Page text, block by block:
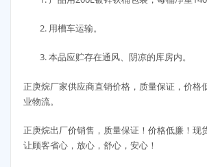
2. 用槽车运输。
3. 本品应贮存在通风、阴凉的库房内。
正庚烷厂家供应商直销价格，质量保证，价格
业物流。
正庚烷出厂价销售，质量保证！价格低廉！现
让顾客省心，放心，舒心，安心！